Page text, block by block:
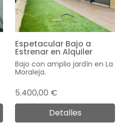
Espetacular Bajo a
Estrenar en Alquiler
Bajo con amplio jardín en La
Moraleja.
5.400,00 €
Detalles